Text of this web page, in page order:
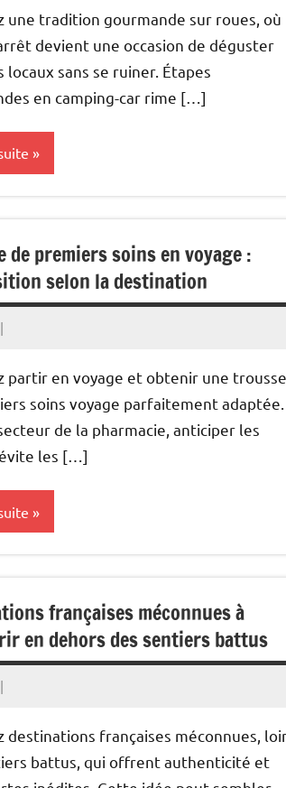
une tradition gourmande sur roues, où
devient une occasion de déguster
locaux sans se ruiner. Étapes
en camping-car rime […]
de premiers soins en voyage :
selon la destination
partir en voyage et obtenir une trousse
soins voyage parfaitement adaptée.
de la pharmacie, anticiper les
les […]
françaises méconnues à
en dehors des sentiers battus
destinations françaises méconnues,
battus, qui offrent authenticité et